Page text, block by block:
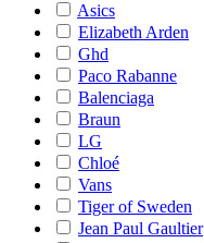
Asics
Elizabeth Arden
Ghd
Paco Rabanne
Balenciaga
Braun
LG
Chloé
Vans
Tiger of Sweden
Jean Paul Gaultier